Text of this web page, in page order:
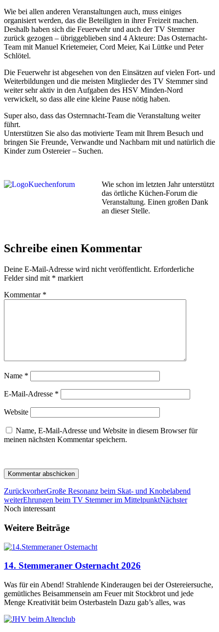
Wie bei allen anderen Veranstaltungen auch, muss einiges
organisiert werden, das die Beteiligten in ihrer Freizeit machen.
Deshalb haben sich die Feuerwehr und auch der TV Stemmer
zurück gezogen – übriggeblieben sind 4 Akteure: Das Osternacht-
Team mit Manuel Krietemeier, Cord Meier, Kai Lüttke und Peter
Schlötel.
Die Feuerwehr ist abgesehen von den Einsätzen auf vielen Fort- und
Weiterbildungen und die meisten Mitglieder des TV Stemmer sind
weiter sehr aktiv in den Aufgaben des HSV Minden-Nord
verwickelt, so dass alle eine kleine Pause nötig haben.
Super also, dass das Osternnacht-Team die Veranstaltung weiter
führt.
Unterstützen Sie also das motivierte Team mit Ihrem Besuch und
bringen Sie Freunde, Verwandte und Nachbarn mit und natürlich die
Kinder zum Ostereier – Suchen.
Wie schon im letzten Jahr unterstützt
das örtliche Küchen-Forum die
Veranstaltung. Einen großen Dank
an dieser Stelle.
Schreibe einen Kommentar
Deine E-Mail-Adresse wird nicht veröffentlicht. Erforderliche
Felder sind mit * markiert
Kommentar *
Name *
E-Mail-Adresse *
Website
Name, E-Mail-Adresse und Website in diesem Browser für
meinen nächsten Kommentar speichern.
ZurückvorherGroße Resonanz beim Skat- und Knobelabend
weiterEhrungen beim TV Stemmer im MittelpunktNächster
Noch interessant
Weitere Beiträge
14. Stemmeraner Osternacht 2026
Was für ein Abend! Strahlende Kinderaugen bei der Ostereiersuche,
gemütliches Beisammensein am Feuer mit Stockbrot und jede
Menge Kreativität beim Osterbasteln Dazu gab’s alles, was